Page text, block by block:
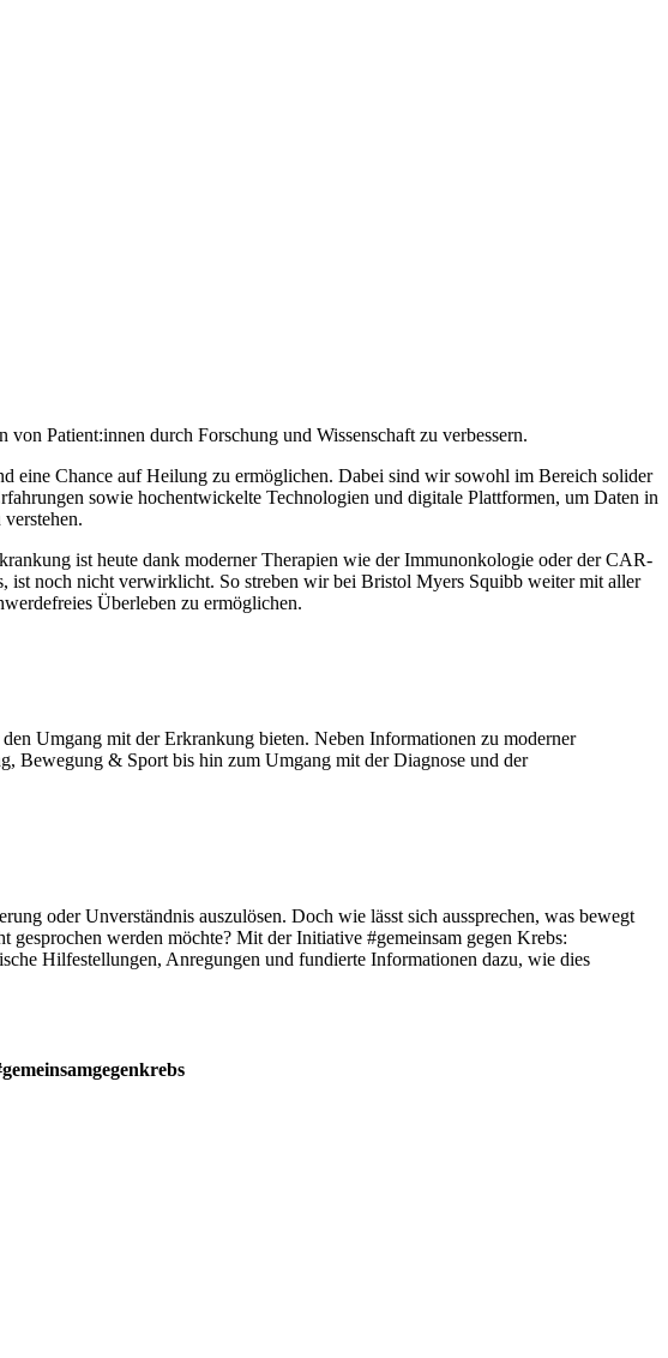
Patient:innen durch Forschung und Wissenschaft zu verbessern.
eine Chance auf Heilung zu ermöglichen. Dabei sind wir sowohl im Bereich solider
sowie hochentwickelte Technologien und digitale Plattformen, um Daten in
ist heute dank moderner Therapien wie der Immunonkologie oder der CAR-
ist noch nicht verwirklicht. So streben wir bei Bristol Myers Squibb weiter mit aller
Überleben zu ermöglichen.
Umgang mit der Erkrankung bieten. Neben Informationen zu moderner
Bewegung & Sport bis hin zum Umgang mit der Diagnose und der
oder Unverständnis auszulösen. Doch wie lässt sich aussprechen, was bewegt
werden möchte? Mit der Initiative #gemeinsam gegen Krebs:
Hilfestellungen, Anregungen und fundierte Informationen dazu, wie dies